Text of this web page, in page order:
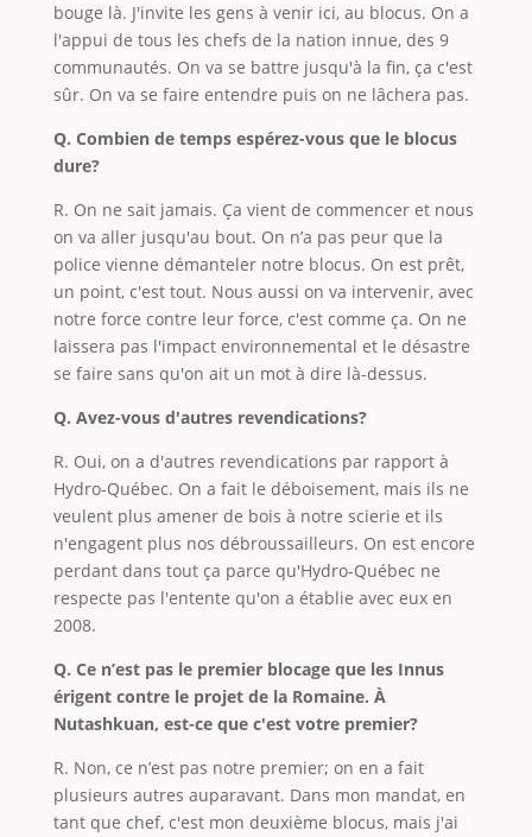
bouge là. J'invite les gens à venir ici, au blocus. On a
l'appui de tous les chefs de la nation innue, des 9
communautés. On va se battre jusqu'à la fin, ça c'est
sûr. On va se faire entendre puis on ne lâchera pas.
Q. Combien de temps espérez-vous que le blocus
dure?
R. On ne sait jamais. Ça vient de commencer et nous
on va aller jusqu'au bout. On n’a pas peur que la
police vienne démanteler notre blocus. On est prêt,
un point, c'est tout. Nous aussi on va intervenir, avec
notre force contre leur force, c'est comme ça. On ne
laissera pas l'impact environnemental et le désastre
se faire sans qu'on ait un mot à dire là-dessus.
Q. Avez-vous d'autres revendications?
R. Oui, on a d'autres revendications par rapport à
Hydro-Québec. On a fait le déboisement, mais ils ne
veulent plus amener de bois à notre scierie et ils
n'engagent plus nos débroussailleurs. On est encore
perdant dans tout ça parce qu'Hydro-Québec ne
respecte pas l'entente qu'on a établie avec eux en
2008.
Q. Ce n’est pas le premier blocage que les Innus
érigent contre le projet de la Romaine. À
Nutashkuan, est-ce que c'est votre premier?
R. Non, ce n’est pas notre premier; on en a fait
plusieurs autres auparavant. Dans mon mandat, en
tant que chef, c'est mon deuxième blocus, mais j'ai